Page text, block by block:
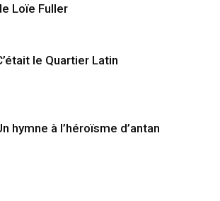
Loïe Fuller
le Quartier Latin
hymne à l’héroïsme d’antan